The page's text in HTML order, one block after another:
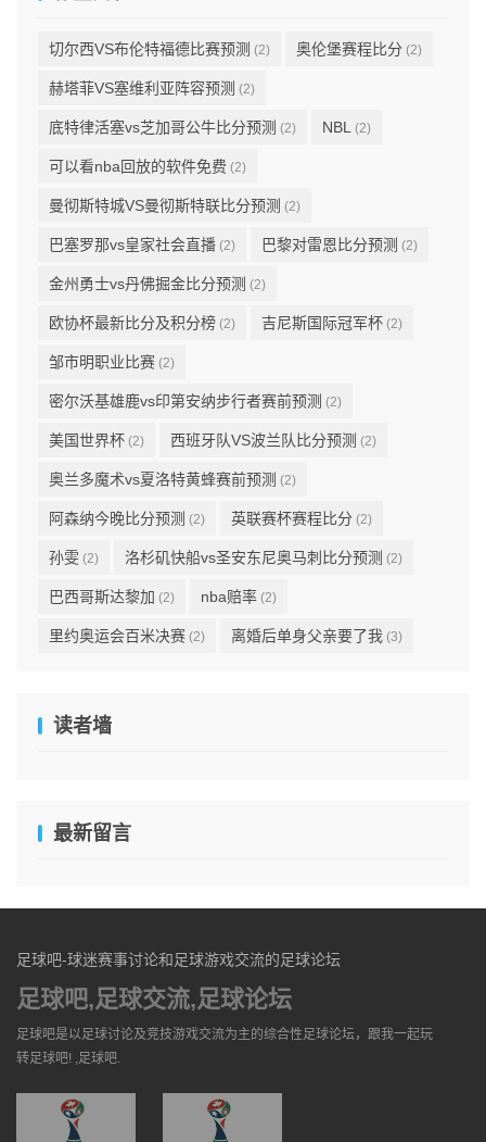
切尔西VS布伦特福德比赛预测 (2) 奥伦堡赛程比分 (2)
赫塔菲VS塞维利亚阵容预测 (2)
底特律活塞vs芝加哥公牛比分预测 (2) NBL (2)
可以看nba回放的软件免费 (2)
曼彻斯特城VS曼彻斯特联比分预测 (2)
巴塞罗那vs皇家社会直播 (2) 巴黎对雷恩比分预测 (2)
金州勇士vs丹佛掘金比分预测 (2)
欧协杯最新比分及积分榜 (2) 吉尼斯国际冠军杯 (2)
邹市明职业比赛 (2)
密尔沃基雄鹿vs印第安纳步行者赛前预测 (2)
美国世界杯 (2) 西班牙队VS波兰队比分预测 (2)
奥兰多魔术vs夏洛特黄蜂赛前预测 (2)
阿森纳今晚比分预测 (2) 英联赛杯赛程比分 (2)
孙雯 (2) 洛杉矶快船vs圣安东尼奥马刺比分预测 (2)
巴西哥斯达黎加 (2) nba赔率 (2)
里约奥运会百米决赛 (2) 离婚后单身父亲要了我 (3)
读者墙
最新留言
足球吧-球迷赛事讨论和足球游戏交流的足球论坛
足球吧,足球交流,足球论坛
足球吧是以足球讨论及竞技游戏交流为主的综合性足球论坛，跟我一起玩
转足球吧! ,足球吧.